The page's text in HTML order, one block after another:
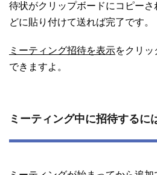
待状がクリップボードにコピー
どに貼り付けて送れば完了です。
ミーティング招待を表示をクリッ
できますよ。
ミーティング中に招待するに